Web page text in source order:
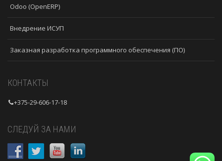
Odoo (OpenERP)
Внедрение ИСУП
Заказная разработка программного обеспечения (ПО)
КОНТАКТЫ
+375-29-606-17-18
СЛЕДУЙ ЗА НАМИ